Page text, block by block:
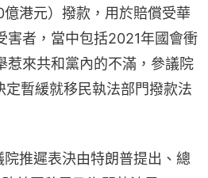
港元）撥款，用於賠償受華
害者，當中包括2021年國會衝
惹來共和黨內的不滿，參議院
暫緩就移民執法部門撥款法
推遲表決由特朗普提出、總